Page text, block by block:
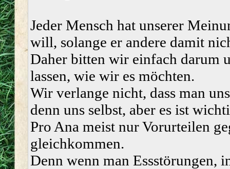
Jeder Mensch hat unserer
will, solange er andere damit
Daher bitten wir einfach darum
lassen, wie wir es möchten.
Wir verlange nicht, dass man
denn uns selbst, aber es ist
Pro Ana meist nur Vorurteilen
gleichkommen.
Denn wenn man Essstörungen,